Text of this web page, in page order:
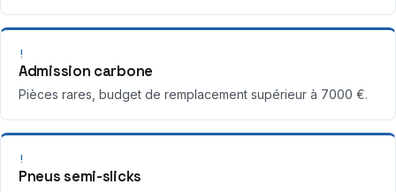
!
Admission carbone
Pièces rares, budget de remplacement supérieur à 7000 €.
!
Pneus semi-slicks